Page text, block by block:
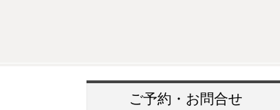
ご予約・お問合せ